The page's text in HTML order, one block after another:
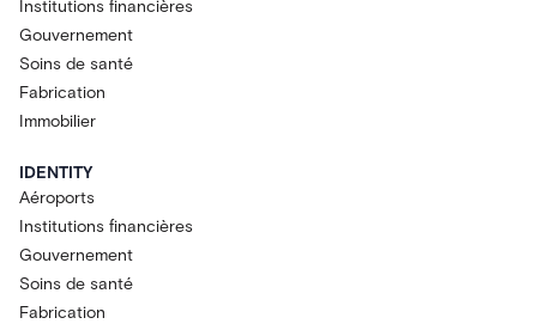
Institutions financières
Gouvernement
Soins de santé
Fabrication
Immobilier
IDENTITY
Aéroports
Institutions financières
Gouvernement
Soins de santé
Fabrication